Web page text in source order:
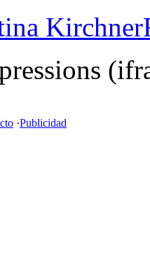
Kirchner
·Publicidad